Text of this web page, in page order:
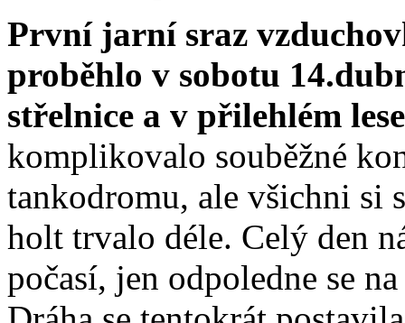
První jarní sraz
proběhlo v sobotu
střelnice a v přilehlém
komplikovalo souběžné
tankodromu, ale všichni si
holt trvalo déle. Celý den
počasí, jen odpoledne se